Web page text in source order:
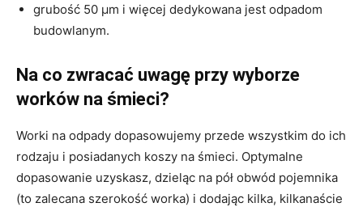
grubość 50 µm i więcej dedykowana jest odpadom
budowlanym.
Na co zwracać uwagę przy wyborze
worków na śmieci?
Worki na odpady dopasowujemy przede wszystkim do ich
rodzaju i posiadanych koszy na śmieci. Optymalne
dopasowanie uzyskasz, dzieląc na pół obwód pojemnika
(to zalecana szerokość worka) i dodając kilka, kilkanaście